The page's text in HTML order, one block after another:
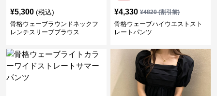
¥5,300 (税込)
骨格ウェーブラウンドネックフ
レンチスリーブブラウス
¥4,330 ¥4820(割引前)
骨格ウェーブハイウエストスト
レートパンツ